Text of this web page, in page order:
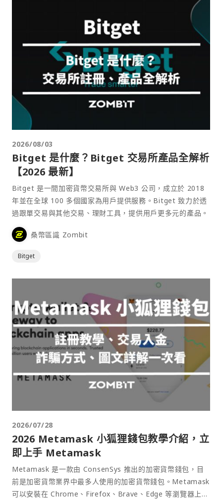
2026/08/03
Bitget 是什麼？Bitget 交易所產品全解析
【2026 最新】
Bitget 是一間加密貨幣交易所與 Web3 公司，成立於 2018
年並在全球 100 多個國家為用戶提供服務。Bitget 致力於透
過跟單交易與其他交易、理財工具，提供用戶更多元的產品。
桑幣區識 Zombit
Bitget
2026/07/28
2026 Metamask 小狐狸錢包教學介紹，立
即上手 Metamask
Metamask 是一款由 ConsenSys 推出的加密貨幣錢包，目
前是加密貨幣業界中最多人使用的加密貨幣錢包。Metamask
可以安裝在 Chrome、Firefox、Brave、Edge 等瀏覽器上作